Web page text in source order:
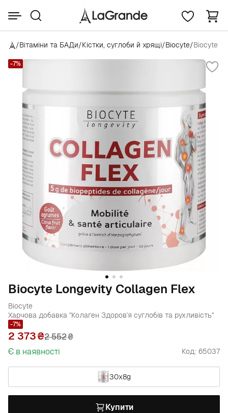
/Вітаміни та БАДи/Кістки, суглоби й хрящі/Biocyte/Biocyte
-7%
Biocyte Longevity Collagen Flex
Biocyte
Харчова добавка "Колаген Здоров'я суглобів та рухливість"
-7%
2 373 2 552₴
Є в наявності
Код: 65037
30х8g
Купити